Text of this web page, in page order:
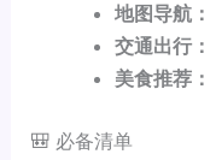
地图导航：
交通出行：
美食推荐：
🎒 必备清单